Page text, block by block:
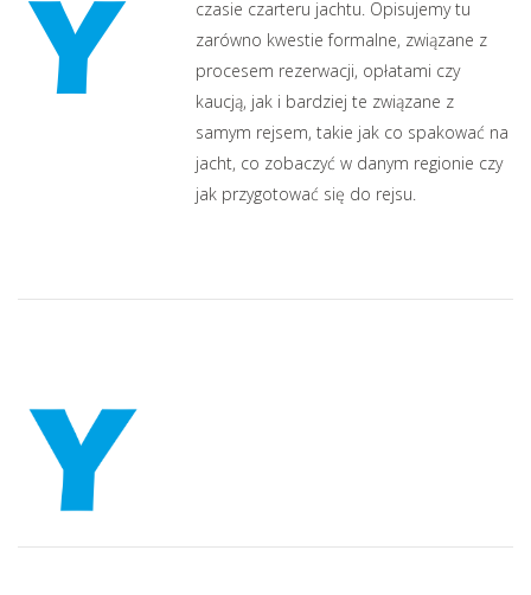
czasie czarteru jachtu. Opisujemy tu
zarówno kwestie formalne, związane z
procesem rezerwacji, opłatami czy
kaucją, jak i bardziej te związane z
samym rejsem, takie jak co spakować na
jacht, co zobaczyć w danym regionie czy
jak przygotować się do rejsu.